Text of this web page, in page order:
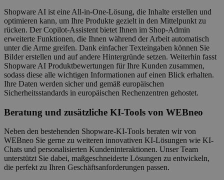
Shopware AI ist eine All-in-One-Lösung, die Inhalte erstellen und
optimieren kann, um Ihre Produkte gezielt in den Mittelpunkt zu
rücken. Der Copilot-Assistent bietet Ihnen im Shop-Admin
erweiterte Funktionen, die Ihnen während der Arbeit automatisch
unter die Arme greifen. Dank einfacher Texteingaben können Sie
Bilder erstellen und auf andere Hintergründe setzen. Weiterhin fasst
Shopware AI Produktbewertungen für Ihre Kunden zusammen,
sodass diese alle wichtigen Informationen auf einen Blick erhalten.
Ihre Daten werden sicher und gemäß europäischen
Sicherheitsstandards in europäischen Rechenzentren gehostet.
Beratung und zusätzliche KI-Tools von WEBneo
Neben den bestehenden Shopware-KI-Tools beraten wir von
WEBneo Sie gerne zu weiteren innovativen KI-Lösungen wie KI-
Chats und personalisierten Kundeninteraktionen. Unser Team
unterstützt Sie dabei, maßgeschneiderte Lösungen zu entwickeln,
die perfekt zu Ihren Geschäftsanforderungen passen.